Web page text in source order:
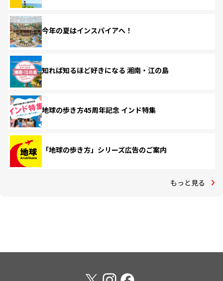
今年の夏はインスパイアへ！
知れば知るほど好きになる 湘南・江の島
地球の歩き方45周年記念 インド特集
「地球の歩き方」シリーズ広告のご案内
もっと見る